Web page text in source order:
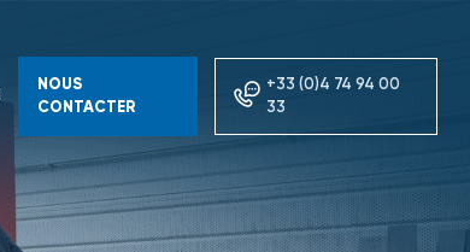
NOUS
CONTACTER
+33 (0)4 74 94 00
33